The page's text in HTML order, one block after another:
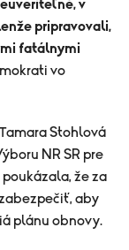
v
pripravovali,
fatálnymi
vo
Stohlová
NR SR pre
že za
aby
plánu obnovy.